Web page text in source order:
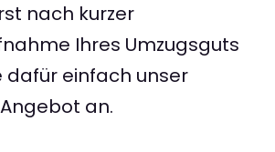
nach kurzer
Ihres Umzugsguts
dafür einfach unser
an.